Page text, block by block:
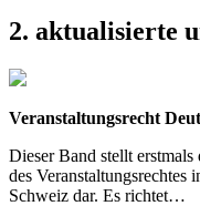
2. aktualisierte
Veranstaltungsrecht
Dieser Band stellt
des Veranstaltungsrechtes
Schweiz dar. Es richtet…